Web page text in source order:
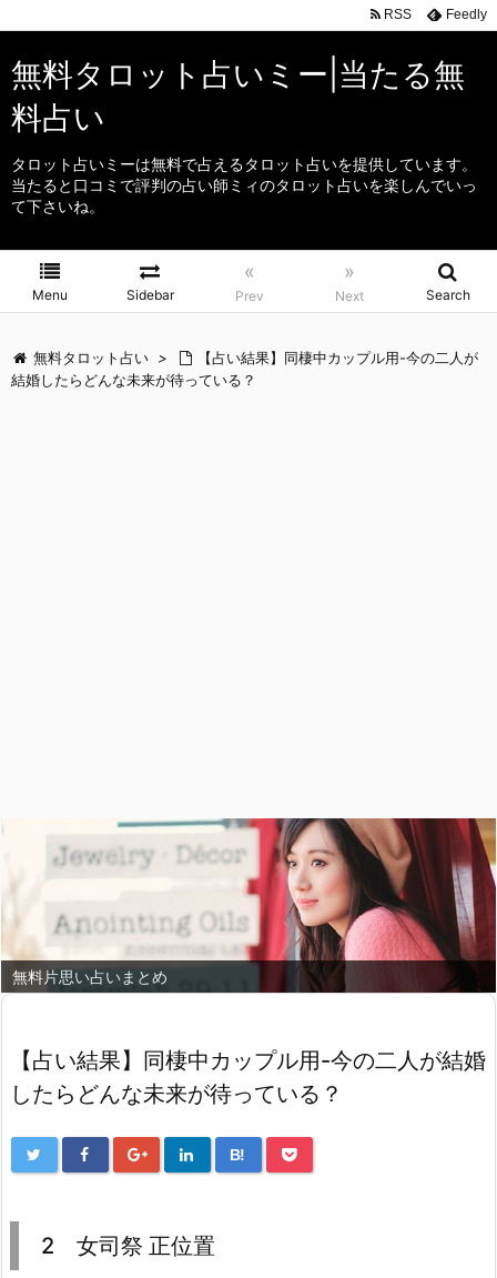
無料タロット占いミー|当たる無
料占い
タロット占いミーは無料で占えるタロット占いを提供しています。
当たると口コミで評判の占い師ミィのタロット占いを楽しんでいっ
て下さいね。
Menu Sidebar
«
Prev
»
Next Search
RSS Feedly
無料タロット占い >
【占い結果】同棲中カップル用-今の二人が
結婚したらどんな未来が待っている？
無料片思い占いまとめ
【占い結果】同棲中カップル用-今の二人が結婚
したらどんな未来が待っている？
B!
2 女司祭 正位置